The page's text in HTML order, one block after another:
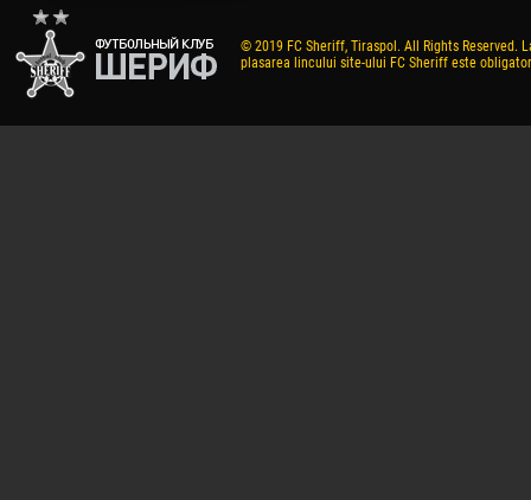
© 2019 FC Sheriff, Tiraspol. All Rights
plasarea lincului site-ului FC Sheriff este